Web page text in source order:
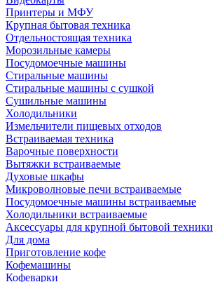
Принтеры и МФУ
Крупная бытовая техника
Отдельностоящая техника
Морозильные камеры
Посудомоечные машины
Стиральные машины
Стиральные машины с сушкой
Сушильные машины
Холодильники
Измельчители пищевых отходов
Встраиваемая техника
Варочные поверхности
Вытяжки встраиваемые
Духовые шкафы
Микроволновые печи встраиваемые
Посудомоечные машины встраиваемые
Холодильники встраиваемые
Аксессуары для крупной бытовой техники
Для дома
Приготовление кофе
Кофемашины
Кофеварки